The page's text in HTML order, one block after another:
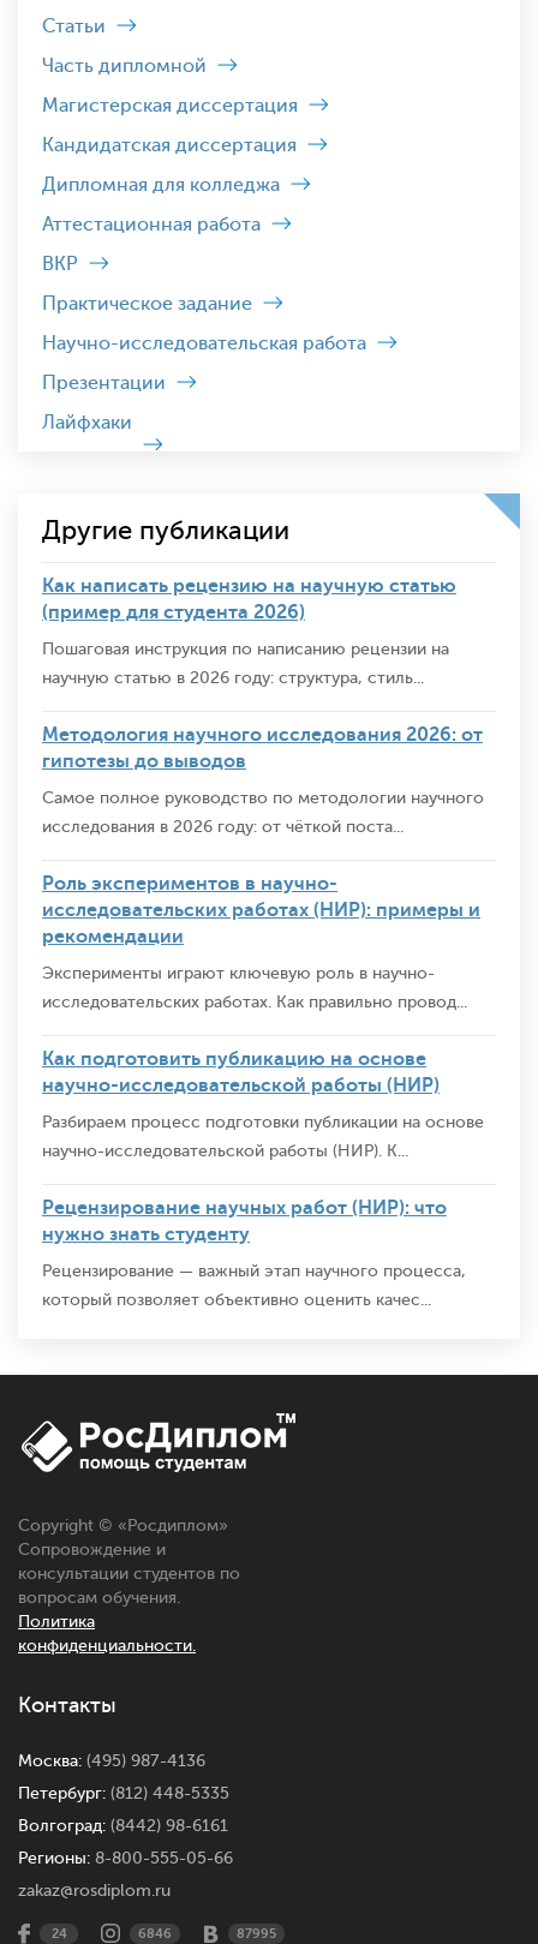
Статьи
Часть дипломной
Магистерская диссертация
Кандидатская диссертация
Дипломная для колледжа
Аттестационная работа
ВКР
Практическое задание
Научно-исследовательская работа
Презентации
Лайфхаки
Другие публикации
Как написать рецензию на научную статью
(пример для студента 2026)
Пошаговая инструкция по написанию рецензии на
научную статью в 2026 году: структура, стиль...
Методология научного исследования 2026: от
гипотезы до выводов
Самое полное руководство по методологии научного
исследования в 2026 году: от чёткой поста...
Роль экспериментов в научно-
исследовательских работах (НИР): примеры и
рекомендации
Эксперименты играют ключевую роль в научно-
исследовательских работах. Как правильно провод...
Как подготовить публикацию на основе
научно-исследовательской работы (НИР)
Разбираем процесс подготовки публикации на основе
научно-исследовательской работы (НИР). К...
Рецензирование научных работ (НИР): что
нужно знать студенту
Рецензирование — важный этап научного процесса,
который позволяет объективно оценить качес...
Copyright © « Росдиплом»
Сопровождение и
консультации студентов по
вопросам обучения.
Политика
конфиденциальности.
Контакты
Москва: (495) 987-4136
Петербург: (812) 448-5335
Волгоград: (8442) 98-6161
Регионы: 8-800-555-05-66
zakaz@rosdiplom.ru
24 6846 87995